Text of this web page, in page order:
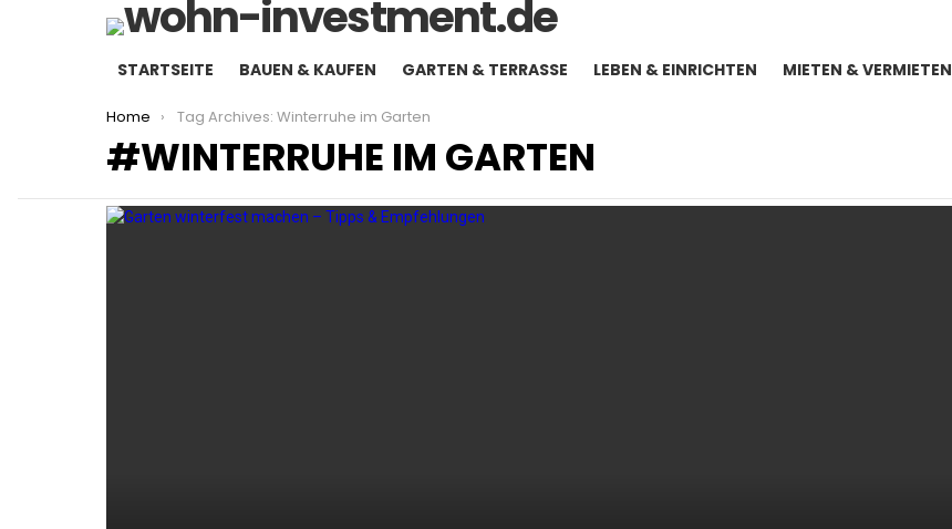
STARTSEITE BAUEN & KAUFEN GARTEN & TERRASSE LEBEN & EINRICHTEN MIETEN & VERMIETEN
You are here:
Home Tag Archives: Winterruhe im Garten
WINTERRUHE IM GARTEN
LATEST